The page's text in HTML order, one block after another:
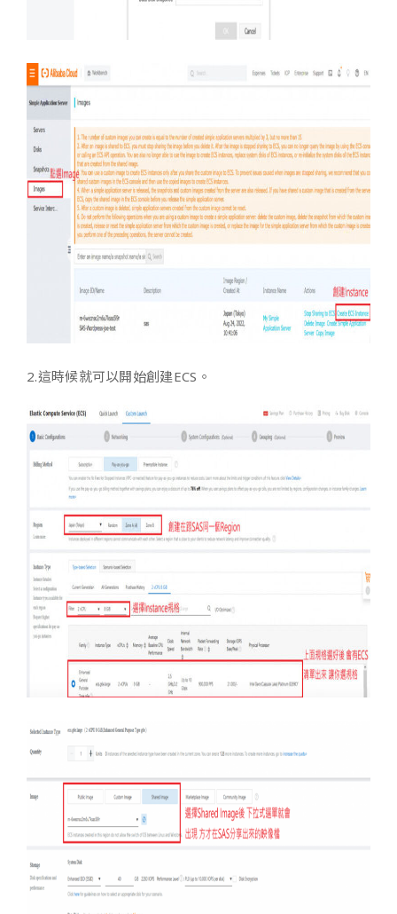
2.這時候就可以開始創建ECS。